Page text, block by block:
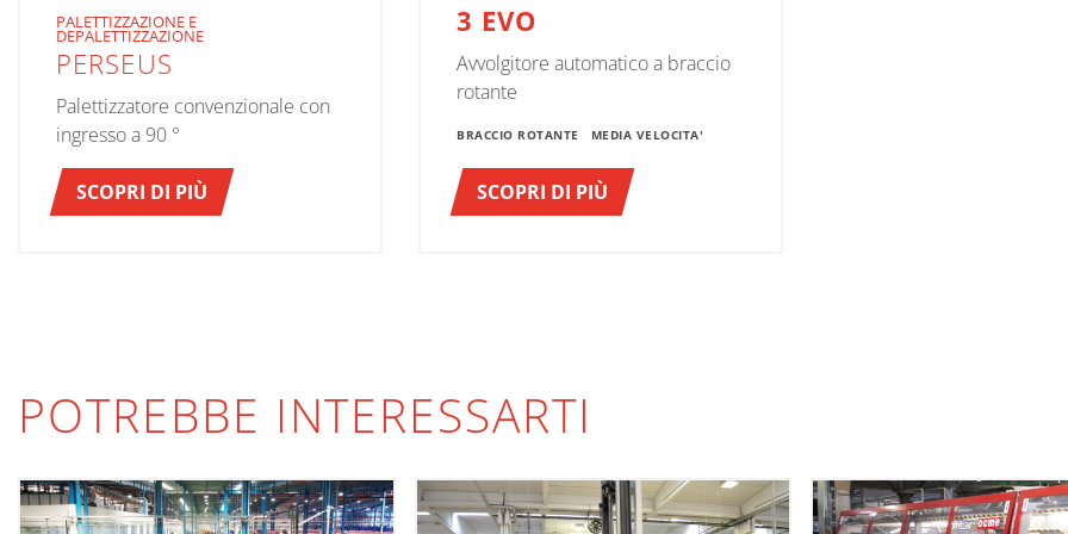
PALETTIZZAZIONE E
DEPALETTIZZAZIONE
PERSEUS
Palettizzatore convenzionale con
ingresso a 90 °
SCOPRI DI PIÙ
3 EVO
Avvolgitore automatico a braccio
rotante
BRACCIO ROTANTE MEDIA VELOCITA'
SCOPRI DI PIÙ
POTREBBE INTERESSARTI